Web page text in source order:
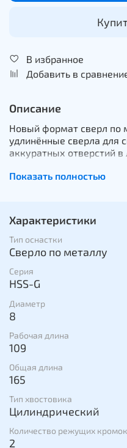
В избранное
Добавить в
Описание
Новый формат сверл по
удлинённые сверла для
аккуратных отверстий
шлифованные сверла
оснащена наконечником
«W», позволяет начинать
использования керна.
высокой точностью- это
сверлить отверстия
формы.
Показать полностью
Характеристики
Тип оснастки
Сверло по металлу
Серия
HSS-G
Диаметр
8
Рабочая длина
109
Общая длина
165
Тип хвостовика
Цилиндрический
Количество режущих кромок
2